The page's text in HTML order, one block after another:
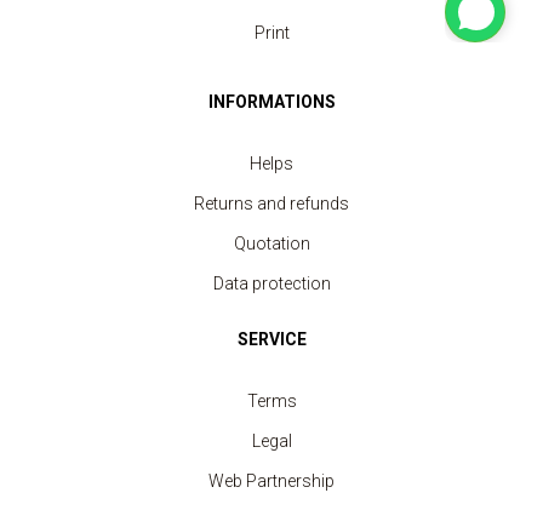
Print
INFORMATIONS
Helps
Returns and refunds
Quotation
Data protection
SERVICE
Terms
Legal
Web Partnership